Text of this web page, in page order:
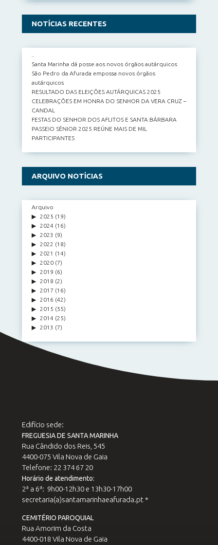
NOTÍCIAS RECENTES
Santa Marinha dá posse aos novos órgãos autárquicos
São Pedro da Afurada empossa novos órgãos
autárquicos
RESULTADO DAS ELEIÇÕES AUTÁRQUICAS 2025
CELEBRAÇÕES EM HONRA DO SENHOR DA VERA CRUZ –
CANDAL
FESTAS DO SENHOR DOS AFLITOS E SANTA BÁRBARA
PASSEIO SÉNIOR 2025 REÚNE MAIS DE MIL
PARTICIPANTES
ARQUIVO NOTÍCIAS
Arquivo
2025 (19)
2024 (16)
2023 (9)
2022 (18)
2021 (14)
2020(7)
2019 (6)
2018 (2)
2017 (16)
2016 (42)
2015 (55)
2014 (25)
2013 (7)
Edifício sede:
FREGUESIA DE SANTA MARINHA
Rua Cândido dos Reis, 545
4400-075 Vila Nova de Gaia
Telefone: 22 374 67 20
Horário de atendimento:
2ª a 6ª: 9h00-12h30 e 13h30-17h00
secretaria(a)santamarinhaeafurada.pt *
CEMITÉRIO PAROQUIAL
Rua Amorim da Costa
4400-018 Vila Nova de Gaia